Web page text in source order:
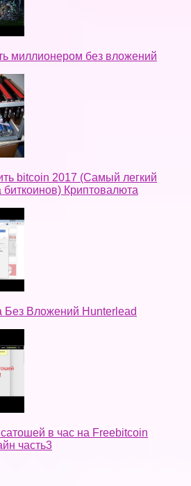
миллионером без вложений
bitcoin 2017 (Самый легкий
Криптовалюта
Без Вложений Hunterlead
в час на Freebitcoin
часть3